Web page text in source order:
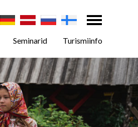
Seminarid Turismiinfo